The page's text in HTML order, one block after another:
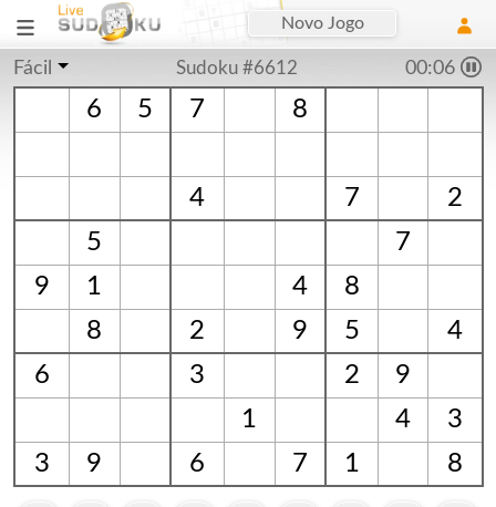
Novo Jogo
Fácil Sudoku #6612 00:06
6 5 7 8
4 7
2
5
7
9
1 4
8
8
2 9 5
4
6
3 2
9
1
4
3
3
9 6 7 1 8